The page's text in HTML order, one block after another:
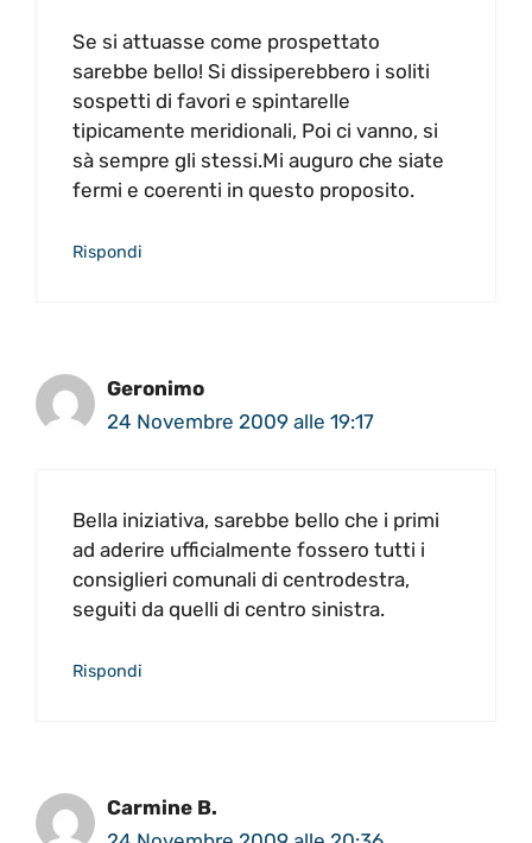
Se si attuasse come prospettato
sarebbe bello! Si dissiperebbero i soliti
sospetti di favori e spintarelle
tipicamente meridionali, Poi ci vanno, si
sà sempre gli stessi.Mi auguro che siate
fermi e coerenti in questo proposito.
Rispondi
Geronimo
24 Novembre 2009 alle 19:17
Bella iniziativa, sarebbe bello che i primi
ad aderire ufficialmente fossero tutti i
consiglieri comunali di centrodestra,
seguiti da quelli di centro sinistra.
Rispondi
Carmine B.